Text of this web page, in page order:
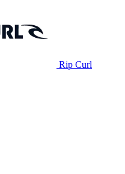
Rip Curl